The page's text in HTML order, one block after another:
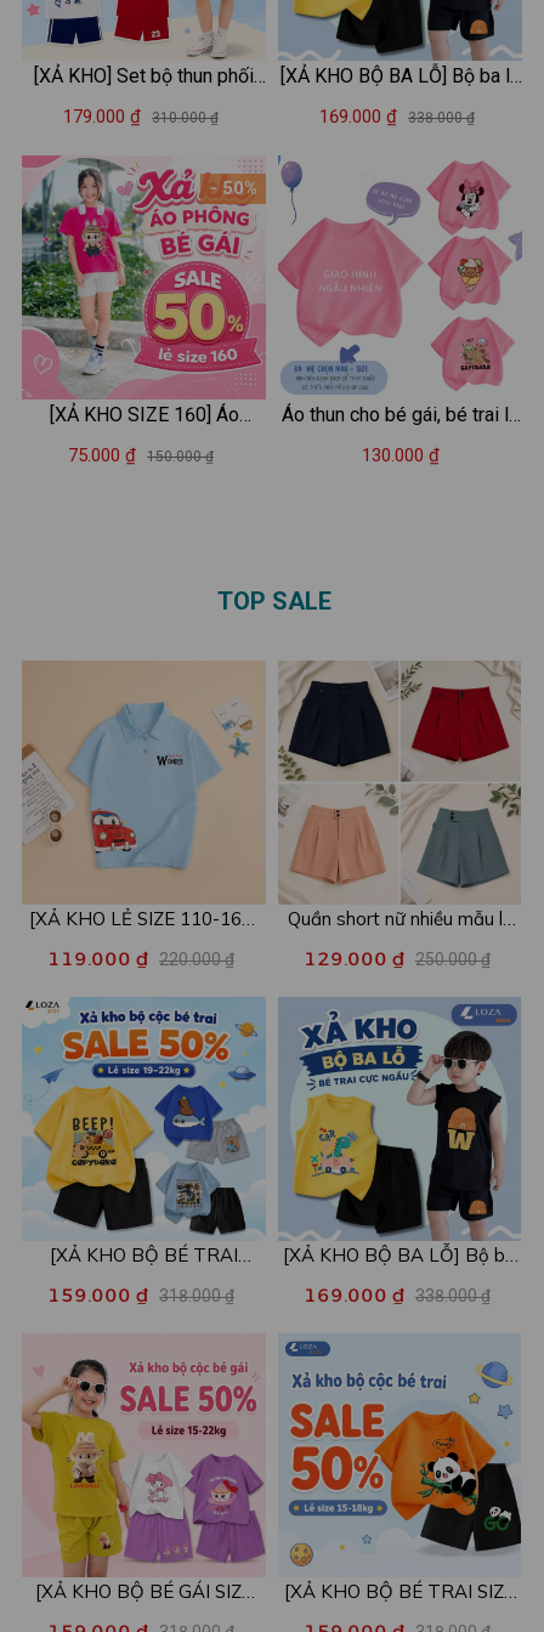
[XẢ KHO] Set bộ thun phối
bé trai, bé gái lẻ size size từ
XABF01
179.000 ₫ 310.000 ₫
- 50%
[XẢ KHO SIZE 160] Áo
phông cho bé gái chất liệu
75.000 ₫ 150.000 ₫
[XẢ KHO BỘ BA LỖ] Bộ ba lỗ
cho bé trai nhiều mẫu lẻ size
- Loza Kids XABL01
169.000 ₫ 338.000 ₫
Áo thun cho bé gái, bé trai lẻ
size "Giao mẫu ngẫu nhiên" -
130.000 ₫
[XẢ KHO LẺ SIZE 110-160]
mẫu - Áo trẻ em từ 15-42kg
- Loza Kids XPL001
119.000 ₫ 220.000 ₫
Quần short nữ nhiều mẫu lẻ
còn 99k/c - Loza XA016
129.000 ₫ 250.000 ₫
[XẢ KHO BỘ BÉ TRAI
nhiều mẫu - Quần áo bé trai
XB003
159.000 ₫ 318.000 ₫
[XẢ KHO BỘ BA LỖ] Bộ ba
size từ 15-40kg - Quần áo
bé trai - Loza Kids XABL01
169.000 ₫ 338.000 ₫
[XẢ KHO BỘ BÉ GÁI SIZE
110,120] Bộ đồ cho bé gái
[XẢ KHO BỘ BÉ TRAI SIZE
110] Bộ đồ cho bé trai nhiều
TOP SALE